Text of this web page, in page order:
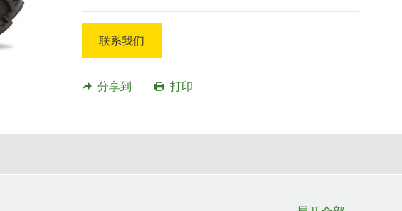
联系我们
分享到 打印